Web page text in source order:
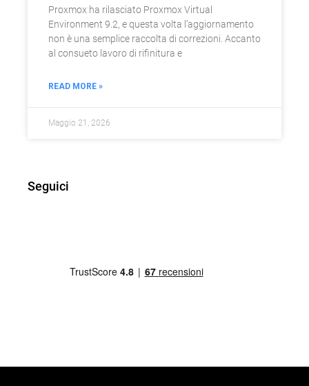
Proxmox ha rilasciato Proxmox Virtual
Environment 9.2, e questa volta l’aggiornamento
non è una semplice raccolta di correzioni. Accanto
al consueto lavoro di rifinitura e
READ MORE »
Maggio 21, 2026
Seguici